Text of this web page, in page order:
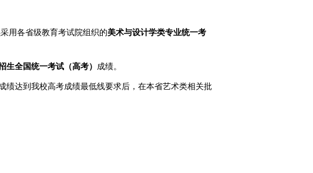
用各省级教育考试院组织的美术与设计学类专业统一考
生全国统一考试（高考） 成绩。
达到我校高考成绩最低线要求后，在本省艺术类相关批